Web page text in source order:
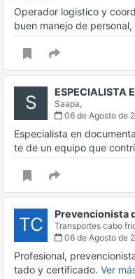
Operador logistico y
buen manejo de
S ESPECIALISTA
Saapa,
06 de Agosto de
Especialista en
te de un equipo que
TC Prevencionista
Transportes cabo
06 de Agosto de
Profesional,
tado y certificado. Ver